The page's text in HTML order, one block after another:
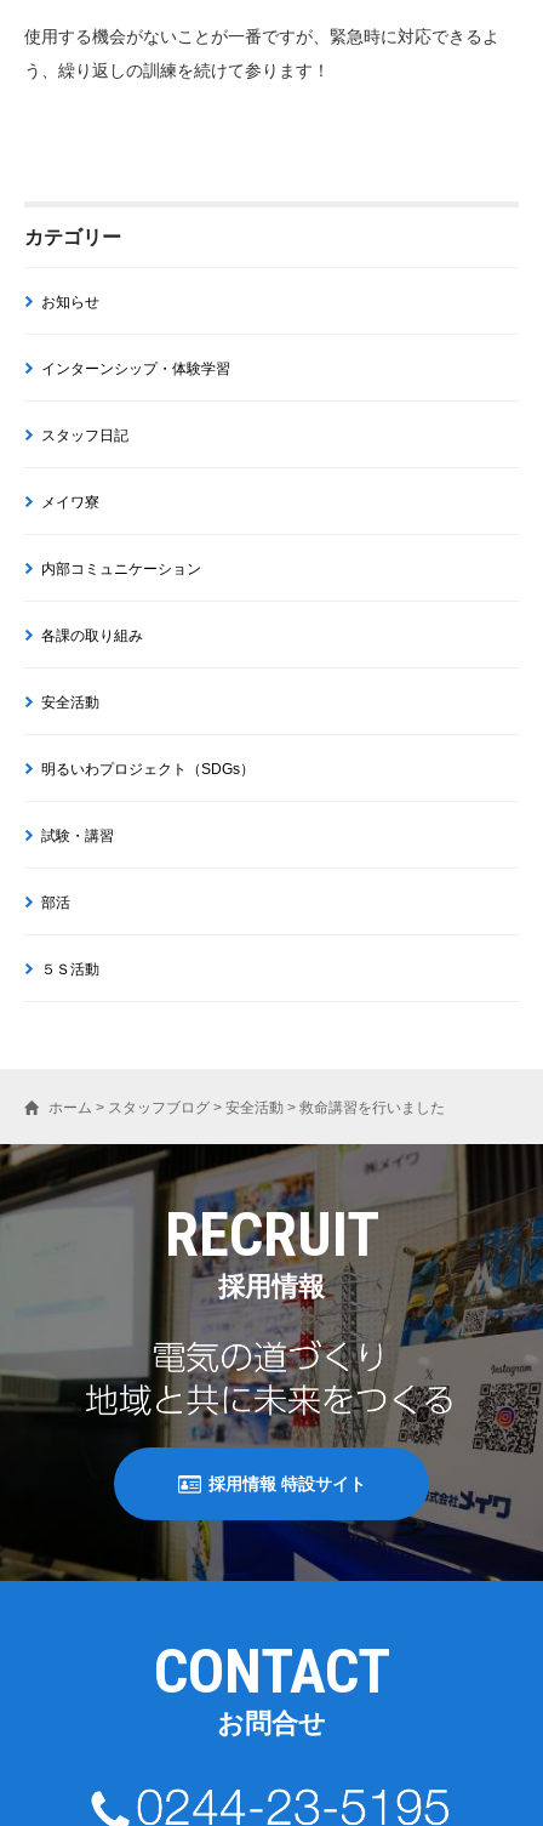
使用する機会がないことが一番ですが、緊急時に対応できるよ
う、繰り返しの訓練を続けて参ります！
カテゴリー
お知らせ
インターンシップ・体験学習
スタッフ日記
メイワ寮
内部コミュニケーション
各課の取り組み
安全活動
明るいわプロジェクト（SDGs）
試験・講習
部活
５Ｓ活動
ホーム > スタッフブログ > 安全活動 > 救命講習を行いました
RECRUIT
採用情報
採用情報 特設サイト
CONTACT
お問合せ